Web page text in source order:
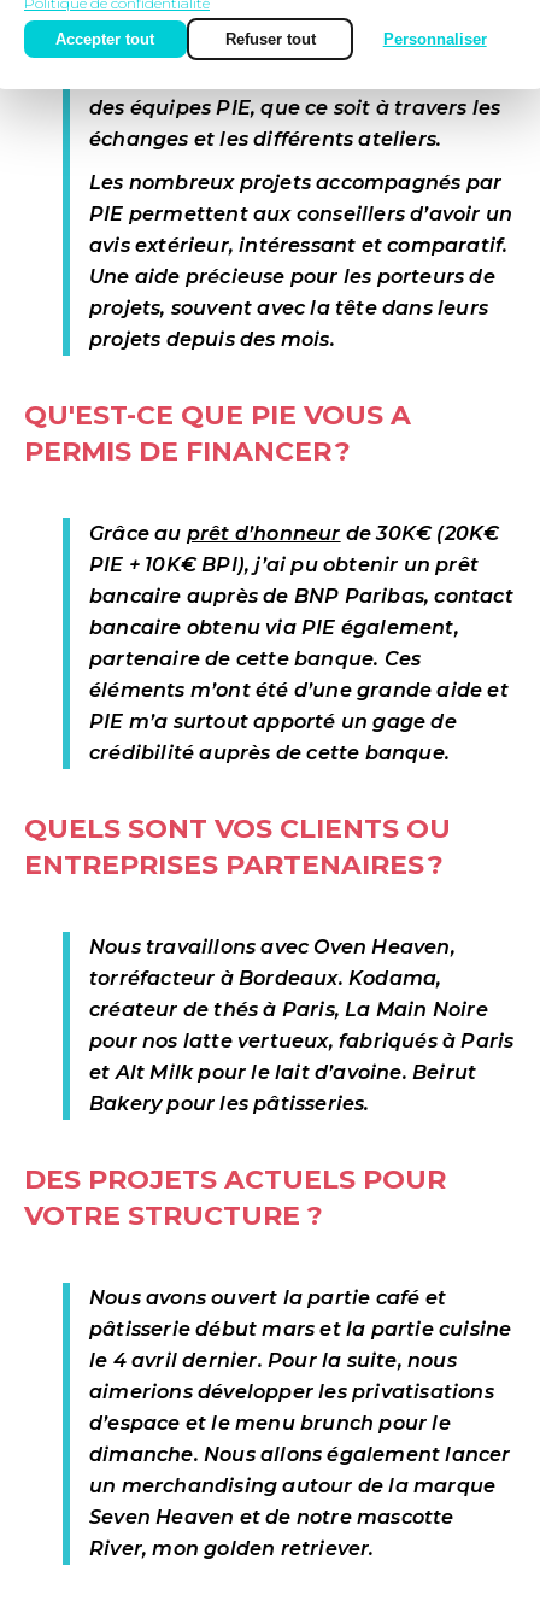
mon projet a été complet et immédiat.
J’ai vraiment eu le sentiment d’être
des équipes PIE, que ce soit à travers les
échanges et les différents ateliers.
Les nombreux projets accompagnés par
PIE permettent aux conseillers d’avoir un
avis extérieur, intéressant et comparatif.
Une aide précieuse pour les porteurs de
projets, souvent avec la tête dans leurs
projets depuis des mois.
QU'EST-CE QUE PIE VOUS A
PERMIS DE FINANCER ?
Grâce au prêt d’honneur de 30K€ (20K€
PIE + 10K€ BPI), j’ai pu obtenir un prêt
bancaire auprès de BNP Paribas, contact
bancaire obtenu via PIE également,
partenaire de cette banque. Ces
éléments m’ont été d’une grande aide et
PIE m’a surtout apporté un gage de
crédibilité auprès de cette banque.
QUELS SONT VOS CLIENTS OU
ENTREPRISES PARTENAIRES ?
Nous travaillons avec Oven Heaven,
torréfacteur à Bordeaux. Kodama,
créateur de thés à Paris, La Main Noire
pour nos latte vertueux, fabriqués à Paris
et Alt Milk pour le lait d’avoine. Beirut
Bakery pour les pâtisseries.
DES PROJETS ACTUELS POUR
VOTRE STRUCTURE ?
Nous avons ouvert la partie café et
pâtisserie début mars et la partie cuisine
le 4 avril dernier. Pour la suite, nous
aimerions développer les privatisations
d’espace et le menu brunch pour le
dimanche. Nous allons également lancer
un merchandising autour de la marque
Seven Heaven et de notre mascotte
River, mon golden retriever.
Accepter tout
Refuser tout Personnaliser